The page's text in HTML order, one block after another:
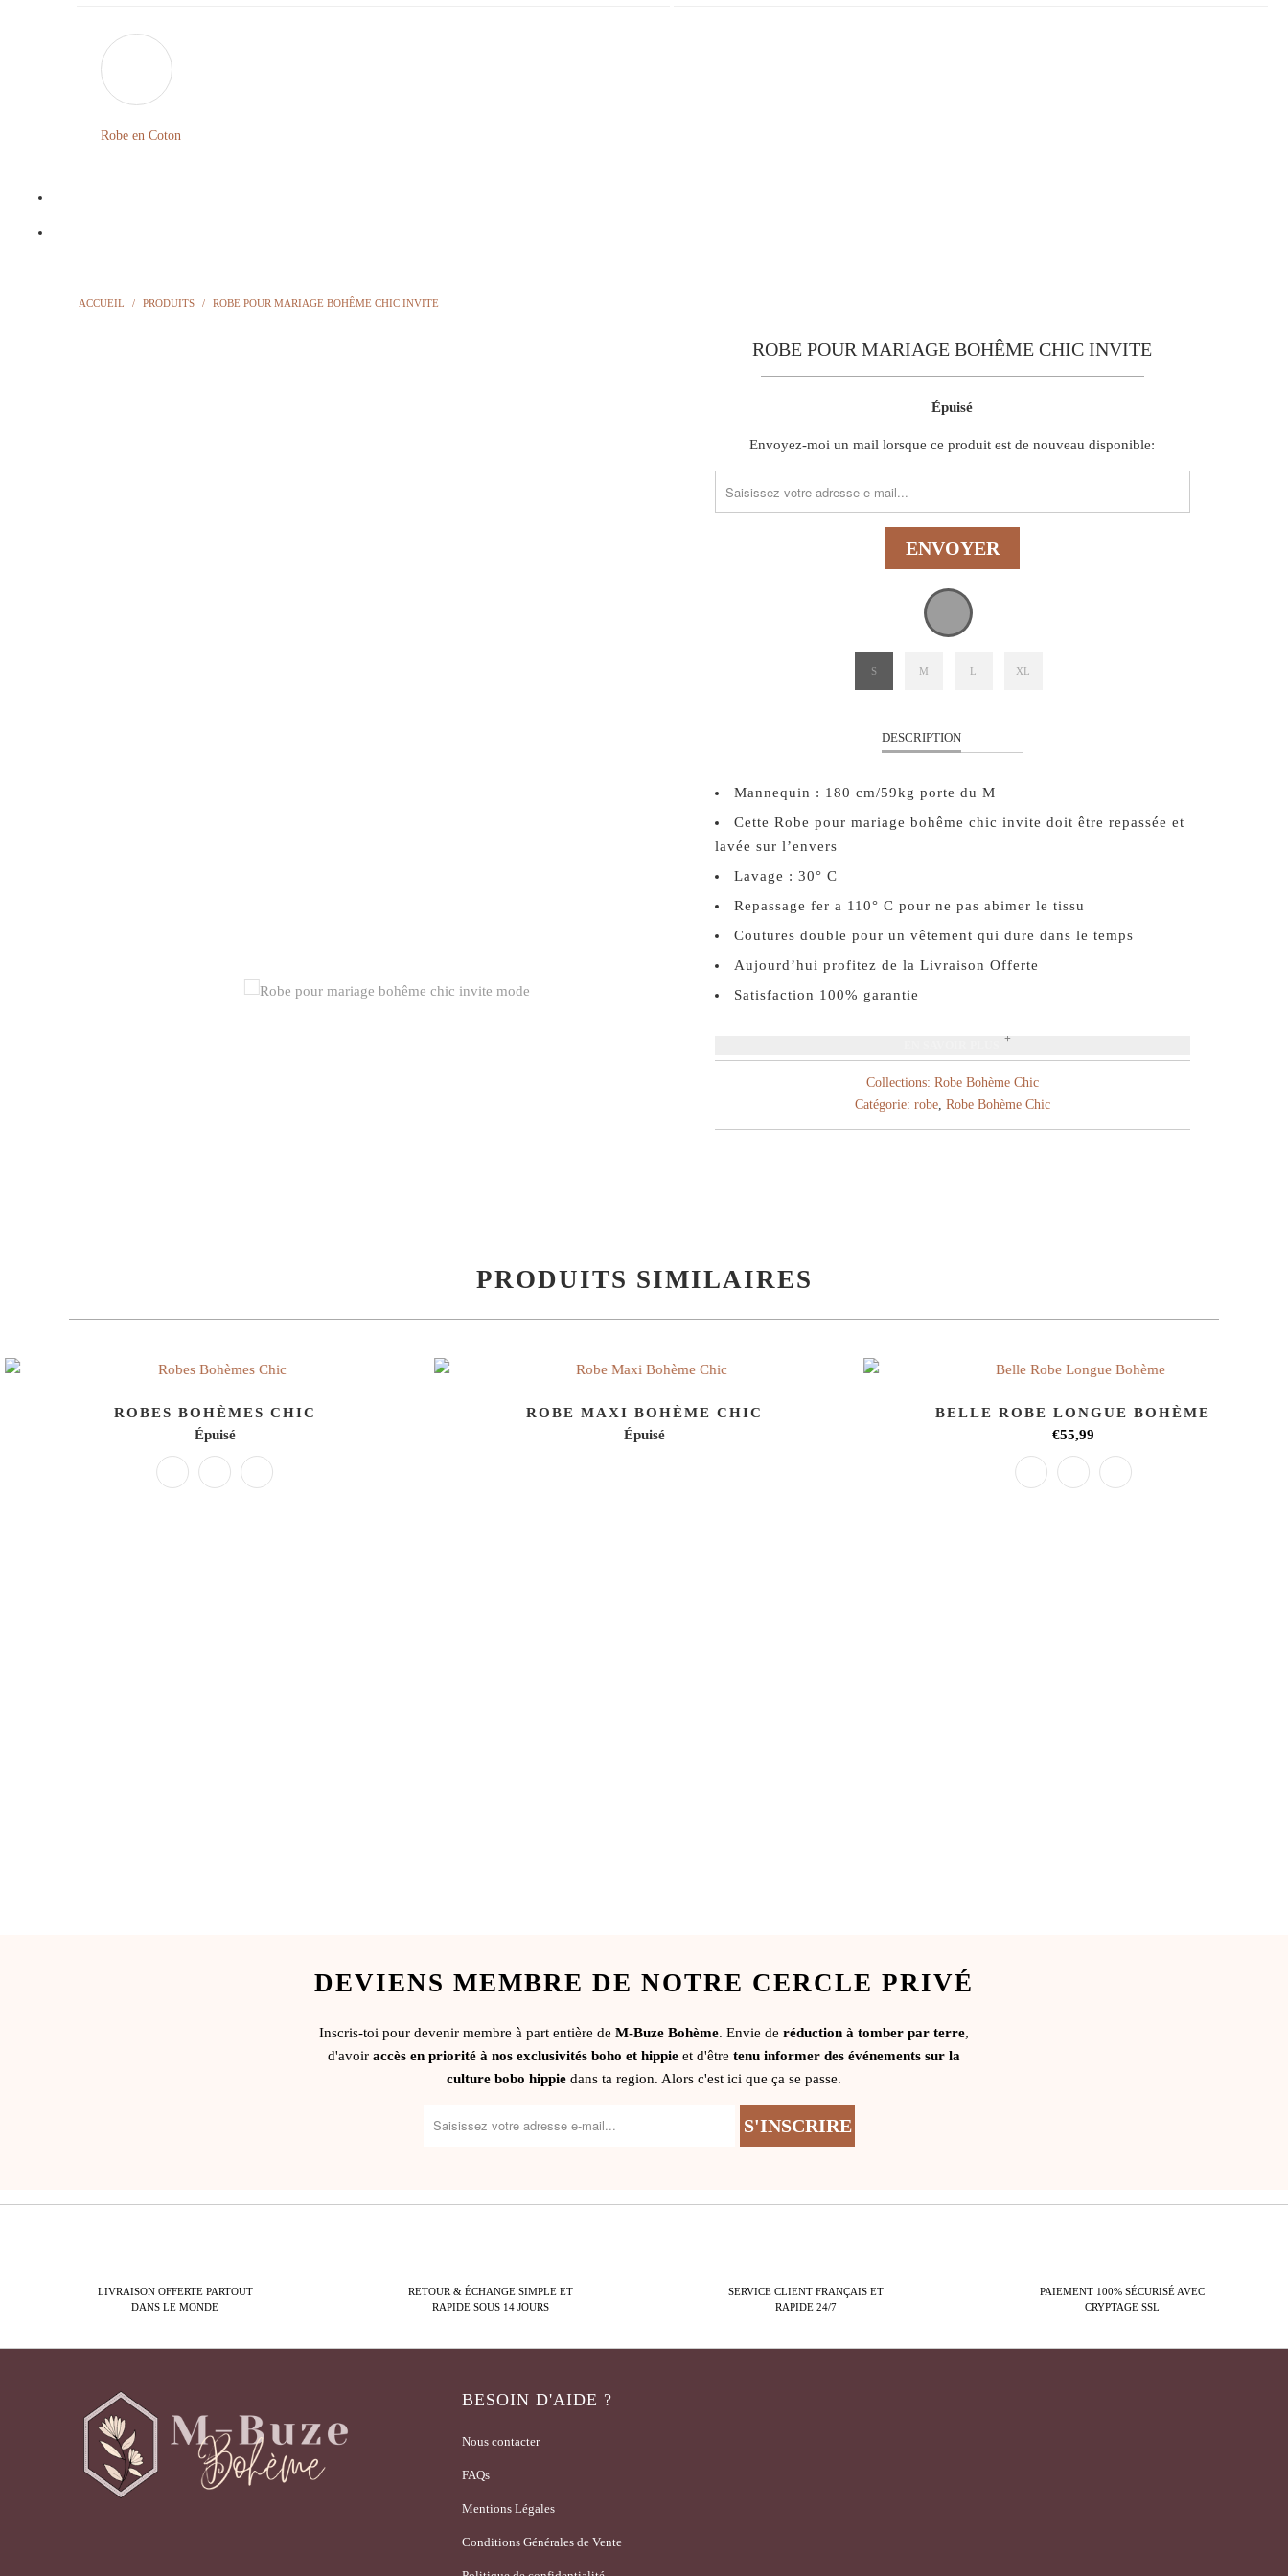
Robe en Coton
ACCUEIL / PRODUITS / ROBE POUR MARIAGE BOHÊME CHIC INVITE
ROBE POUR MARIAGE BOHÊME CHIC INVITE
Épuisé
TRANSLATION
FR.PRODUCTS.NOTIFY_FORM.DESCRIPTION:
Envoyez-moi un mail lorsque ce produit est de nouveau disponible:
S M L XL
DESCRIPTION
Mannequin : 180 cm/59kg porte du M
Cette Robe pour mariage bohême chic invite doit être repassée et
lavée sur l’envers
Lavage : 30° C
Repassage fer a 110° C pour ne pas abimer le tissu
Coutures double pour un vêtement qui dure dans le temps
Aujourd’hui profitez de la Livraison Offerte
Satisfaction 100% garantie
Collections: Robe Bohème Chic
Catégorie: robe, Robe Bohème Chic
PRODUITS SIMILAIRES
ROBES BOHÈMES CHIC
Épuisé
ROBE MAXI BOHÈME CHIC
Épuisé
BELLE ROBE LONGUE BOHÈME
€55,99
DEVIENS MEMBRE DE NOTRE CERCLE PRIVÉ
Inscris-toi pour devenir membre à part entière de M-Buze Bohème. Envie de réduction à tomber par terre,
d'avoir accès en priorité à nos exclusivités boho et hippie et d'être tenu informer des événements sur la
culture bobo hippie dans ta region. Alors c'est ici que ça se passe.
LIVRAISON OFFERTE PARTOUT
DANS LE MONDE
RETOUR & ÉCHANGE SIMPLE ET
RAPIDE SOUS 14 JOURS
SERVICE CLIENT FRANÇAIS ET
RAPIDE 24/7
PAIEMENT 100% SÉCURISÉ AVEC
CRYPTAGE SSL
BESOIN D'AIDE ?
Nous contacter
FAQs
Mentions Légales
Conditions Générales de Vente